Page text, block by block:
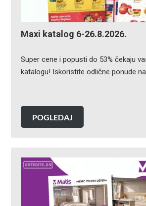
Maxi katalog 6-26.8.2026.
Super cene i popusti do 53% čekaju
katalogu! Iskoristite odlične ponude
POGLEDAJ